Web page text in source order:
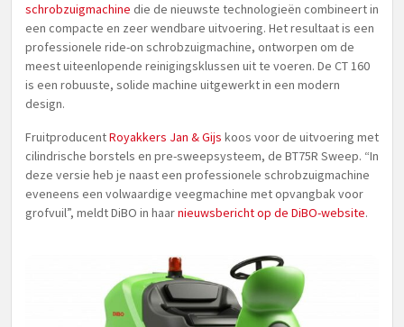
schrobzuigmachine die de nieuwste technologieën combineert in
een compacte en zeer wendbare uitvoering. Het resultaat is een
professionele ride-on schrobzuigmachine, ontworpen om de
meest uiteenlopende reinigingsklussen uit te voeren. De CT 160
is een robuuste, solide machine uitgewerkt in een modern
design.
FruitproducentRoyakkers Jan & Gijs koos voor de uitvoering met
cilindrische borstels en pre-sweepsysteem, de BT75R Sweep. “In
deze versie heb je naast een professionele schrobzuigmachine
eveneens een volwaardige veegmachine met opvangbak voor
grofvuil”, meldt DiBO in haarnieuwsbericht op de DiBO-website.